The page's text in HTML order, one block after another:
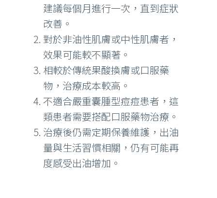
建議每個月進行一次，直到症狀
改善。
對於非油性肌膚或中性肌膚者，
效果可能較不顯著。
相較於傳統果酸換膚或口服藥
物，治療成本較高。
不適合嚴重囊腫型痘痘患者，這
類患者需要搭配口服藥物治療。
治療後仍需定期保養維護，出油
量與生活習慣相關，仍有可能再
度感受出油增加。